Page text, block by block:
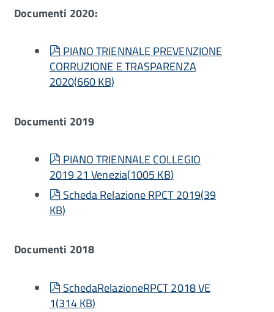
Documenti 2020:
pdf
PIANO TRIENNALE PREVENZIONE
CORRUZIONE E TRASPARENZA
2020(660 KB)
Documenti 2019
pdf
PIANO TRIENNALE COLLEGIO
2019 21 Venezia(1005 KB)
pdf
Scheda Relazione RPCT 2019(39
KB)
Documenti 2018
pdf
SchedaRelazioneRPCT 2018 VE
1(314 KB)